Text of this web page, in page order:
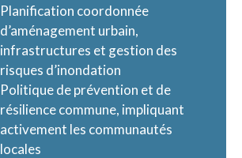
Planification coordonnée
d’aménagement urbain,
infrastructures et gestion des
risques d’inondation
Politique de prévention et de
résilience commune, impliquant
activement les communautés
locales